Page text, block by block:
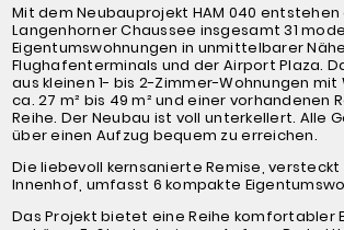
Mit dem Neubauprojekt HAM 040
Langenhorner Chaussee insgesamt 31
Eigentumswohnungen in unmittelbarer
Flughafenterminals und der Airport Plaza.
aus kleinen 1- bis 2-Zimmer-Wohnungen
ca. 27 m² bis 49 m² und einer vorhandenen
Reihe. Der Neubau ist voll unterkellert. Alle
über einen Aufzug bequem zu erreichen.
Die liebevoll kernsanierte Remise, versteckt
Innenhof, umfasst 6 kompakte
Das Projekt bietet eine Reihe komfortabler